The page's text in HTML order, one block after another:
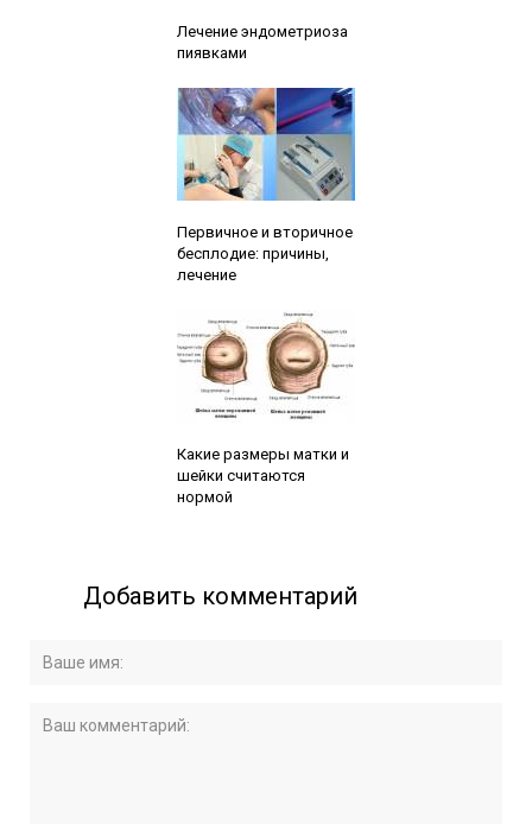
Лечение эндометриоза
пиявками
Первичное и вторичное
бесплодие: причины,
лечение
Какие размеры матки и
шейки считаются
нормой
Добавить комментарий